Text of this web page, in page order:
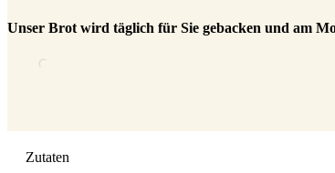
Unser Brot wird täglich für Sie gebacken und am
Zutaten